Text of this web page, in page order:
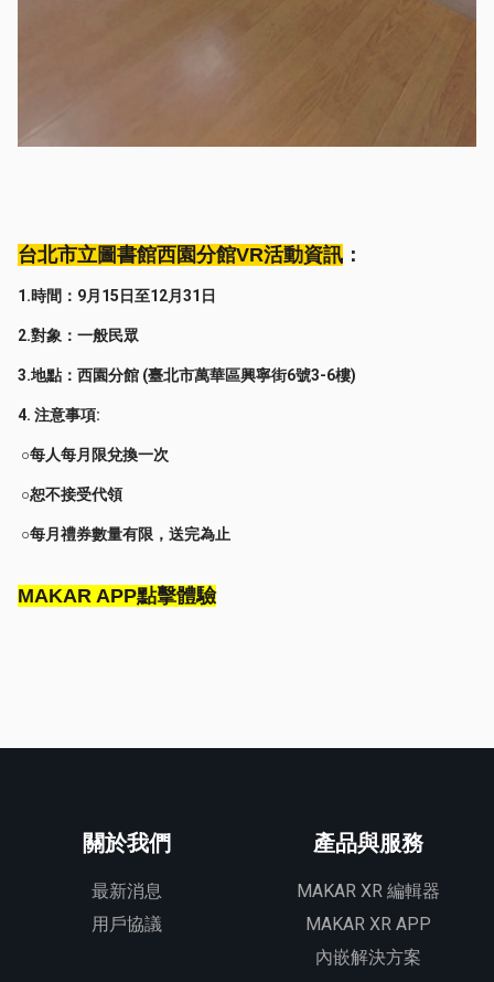
台北市立圖書館西園分館VR活動資訊 ：
1.時間：9月15日至12月31日
2.對象：一般民眾
3.地點：西園分館 (臺北市萬華區興寧街6號3-6樓)
4. 注意事項:
○每人每月限兌換一次
○恕不接受代領
​ ○每月禮券數量有限，送完為止
MAKAR APP點擊體驗
關於我們
最新消息
用戶協議
產品與服務
MAKAR XR 編輯器
MAKAR XR APP
內嵌解決方案